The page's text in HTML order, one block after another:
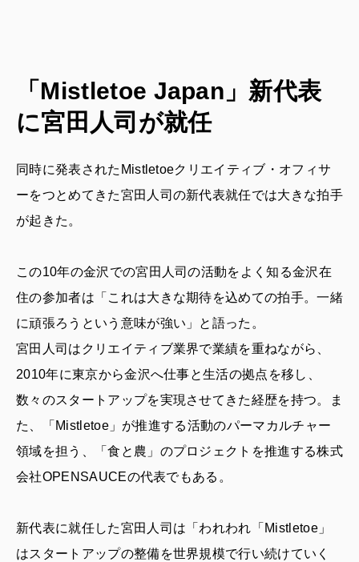
「Mistletoe Japan」新代表
に宮田人司が就任
同時に発表されたMistletoeクリエイティブ・オフィサ
ーをつとめてきた宮田人司の新代表就任では大きな拍手
が起きた。
この10年の金沢での宮田人司の活動をよく知る金沢在
住の参加者は「これは大きな期待を込めての拍手。一緒
に頑張ろうという意味が強い」と語った。
宮田人司はクリエイティブ業界で業績を重ねながら、
2010年に東京から金沢へ仕事と生活の拠点を移し、
数々のスタートアップを実現させてきた経歴を持つ。ま
た、「Mistletoe」が推進する活動のパーマカルチャー
領域を担う、「食と農」のプロジェクトを推進する株式
会社OPENSAUCEの代表でもある。
新代表に就任した宮田人司は「われわれ「Mistletoe」
はスタートアップの整備を世界規模で行い続けていく